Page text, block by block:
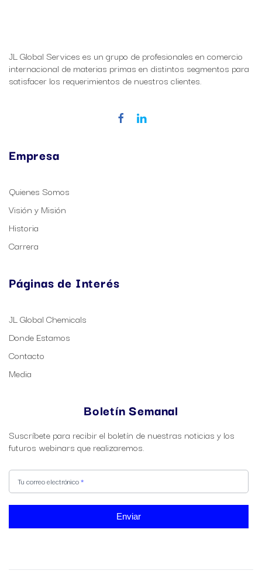
JL Global Services es un grupo de profesionales en comercio
internacional de materias primas en distintos segmentos para
satisfacer los requerimientos de nuestros clientes.
Empresa
Quienes Somos
Visión y Misión
Historia
Carrera
Páginas de Interés
JL Global Chemicals
Donde Estamos
Contacto
Media
Boletín Semanal
Suscríbete para recibir el boletín de nuestras noticias y los
futuros webinars que realizaremos.
BoletínTu correo electrónico*
eres
humano,
campo
Enviar